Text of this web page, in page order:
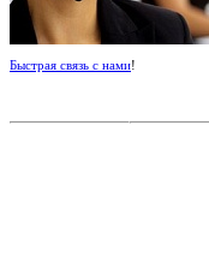
Быстрая связь с нами!